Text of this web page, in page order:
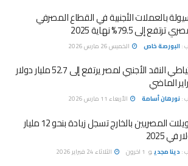
بالعملات الأجنبية في القطاع المصرفي
ترتفع إلى 79.5% نهاية 2025
: البورصة خاص الخميس 26 مارس 2026
احتياطي النقد الأجنبي لمصر يرتفع إلى 52.7 مليار دولار
الماضي
: نورهان أسامة الأربعاء 11 مارس 2026
تحويلات المصريين بالخارج تسجل زيادة بنحو 12 مليار
في 2025
: دينا مجديو 1 اخرون الثلاثاء 24 فبراير 2026